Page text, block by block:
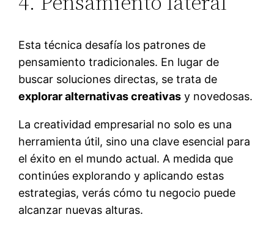
Esta técnica desafía los patrones de
pensamiento tradicionales. En lugar de
buscar soluciones directas, se trata de
explorar alternativas creativas y novedosas.
La creatividad empresarial no solo es una
herramienta útil, sino una clave esencial para
el éxito en el mundo actual. A medida que
continúes explorando y aplicando estas
estrategias, verás cómo tu negocio puede
alcanzar nuevas alturas.